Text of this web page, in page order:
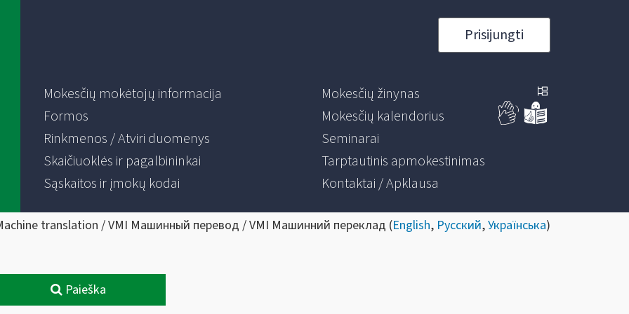
Prisijungti
Mokesčių mokėtojų informacija
Formos
Rinkmenos / Atviri duomenys
Skaičiuoklės ir pagalbininkai
Sąskaitos ir įmokų kodai
Mokesčių žinynas
Mokesčių kalendorius
Seminarai
Tarptautinis apmokestinimas
Kontaktai / Apklausa
translation / VMI Машинный перевод / VMI Машинний переклад (English, Русский,Українська)
Paieška